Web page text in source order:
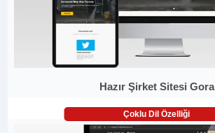
Hazır Şirket Sitesi Gora
Çoklu Dil Özelliği